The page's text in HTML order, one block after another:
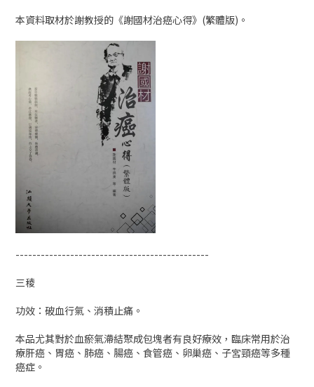
本資料取材於謝教授的《謝國材治癌心得》(繁體版)。
----------------------------------------------
三稜
功效：破血行氣、消積止痛。
本品尤其對於血瘀氣滯結聚成包塊者有良好療效，臨床常用於治
療肝癌、胃癌、肺癌、腸癌、食管癌、卵巢癌、子宮頸癌等多種
癌症。